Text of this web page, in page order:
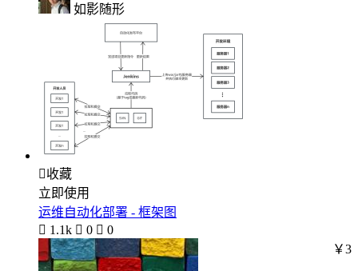
如影随形
收藏
立即使用
运维自动化部署 - 框架图
 1.1k  0  0
￥3